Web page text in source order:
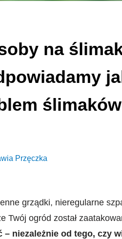
na
Przęczka
grządki, nieregularne
Twój ogród został
– niezależnie od tego, czy